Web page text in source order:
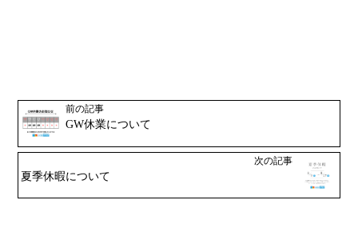
前の記事
GW休業について
次の記事
夏季休暇について